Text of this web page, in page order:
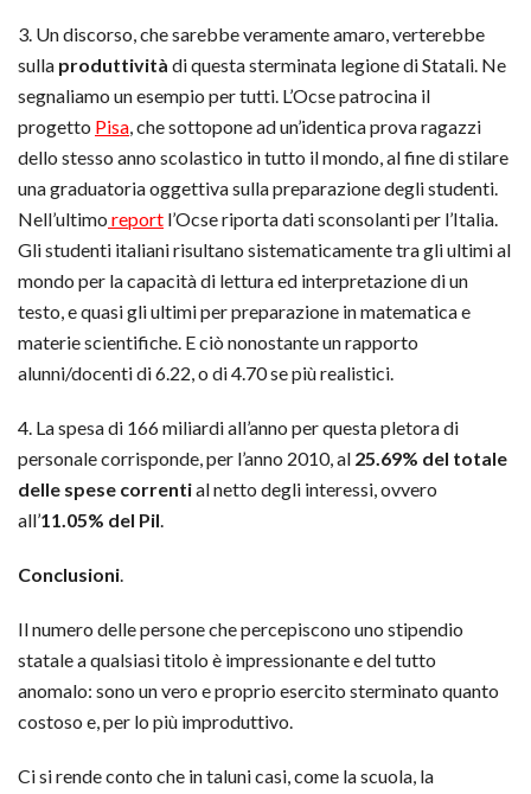
3. Un discorso, che sarebbe veramente amaro, verterebbe
sulla produttività di questa sterminata legione di Statali. Ne
segnaliamo un esempio per tutti. L’Ocse patrocina il
progetto Pisa, che sottopone ad un’identica prova ragazzi
dello stesso anno scolastico in tutto il mondo, al fine di stilare
una graduatoria oggettiva sulla preparazione degli studenti.
Nell’ultimo report l’Ocse riporta dati sconsolanti per l’Italia.
Gli studenti italiani risultano sistematicamente tra gli ultimi al
mondo per la capacità di lettura ed interpretazione di un
testo, e quasi gli ultimi per preparazione in matematica e
materie scientifiche. E ciò nonostante un rapporto
alunni/docenti di 6.22, o di 4.70 se più realistici.
4. La spesa di 166 miliardi all’anno per questa pletora di
personale corrisponde, per l’anno 2010, al 25.69% del totale
delle spese corrential netto degli interessi, ovvero
all’11.05% del Pil.
Conclusioni.
Il numero delle persone che percepiscono uno stipendio
statale a qualsiasi titolo è impressionante e del tutto
anomalo: sono un vero e proprio esercito sterminato quanto
costoso e, per lo più improduttivo.
Ci si rende conto che in taluni casi, come la scuola, la